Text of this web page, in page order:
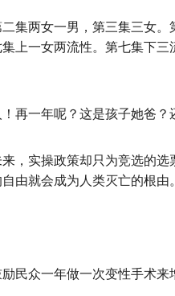
集两女一男，第三集三女。
上一女两流性。第七集下三
再一年呢？这是孩子她爸？
，实操政策却只为竞选的选
由就会成为人类灭亡的根由。
民众一年做一次变性手术来